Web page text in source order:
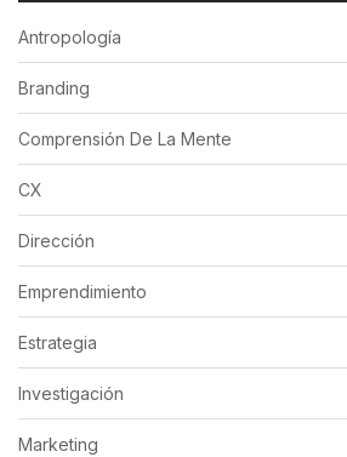
Antropología
Branding
Comprensión De La Mente
CX
Dirección
Emprendimiento
Estrategia
Investigación
Marketing